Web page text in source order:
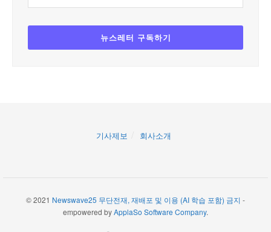
기사제보 회사소개
© 2021 Newswave25 무단전재, 재배포 및 이용 (AI 학습 포함) 금지 -
empowered byApplaSo Software Company.